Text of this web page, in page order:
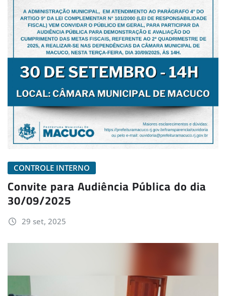
CONTROLE INTERNO
Convite para Audiência Pública do dia
30/09/2025
29 set, 2025